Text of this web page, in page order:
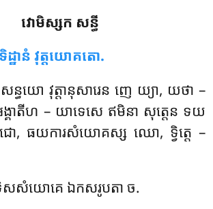
វោមិស្សក សន្ធី
ឋានំ វុត្តយោគតោ.
សន្ធយោ វុត្តានុសារេន ញេ យ្យា, យថា –
គាតីហ – យាទេសេ ឥមិនា សុត្តេន ទយ
ោ, ធយការសំយោគស្ស ឈោ, ទ្វិត្តេ –
សសំយោគេ ឯកសរូបតា ច.